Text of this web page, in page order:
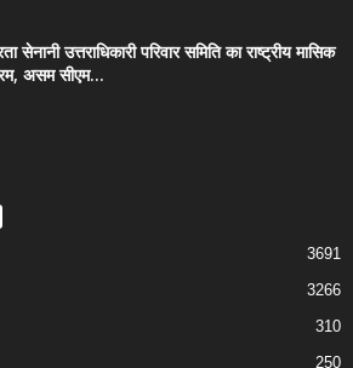
सेनानी उत्तराधिकारी परिवार समिति का राष्ट्रीय मासिक
असम सीएम...
3691
3266
310
250